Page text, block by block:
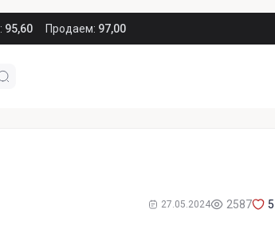
95,60 Продаем: 97,00
27.05.2024 2587 5